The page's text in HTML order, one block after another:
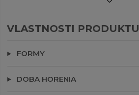
VLASTNOSTI PRODUKTU
FORMY
DOBA HORENIA